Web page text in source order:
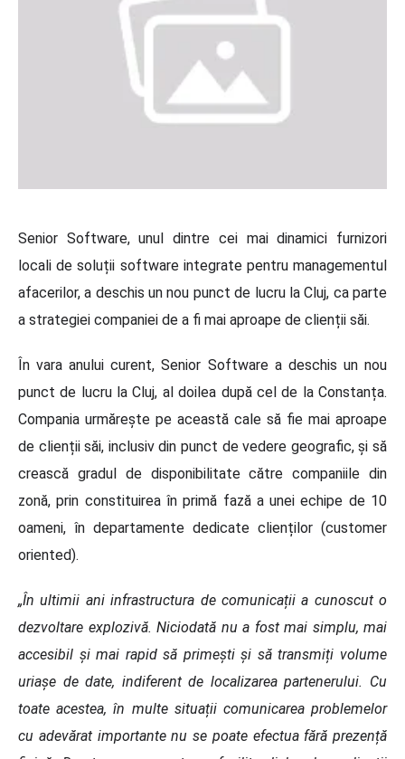
Senior Software, unul dintre cei mai dinamici furnizori
locali de soluții software integrate pentru managementul
afacerilor, a deschis un nou punct de lucru la Cluj, ca parte
a strategiei companiei de a fi mai aproape de clienții săi.
În vara anului curent, Senior Software a deschis un nou
punct de lucru la Cluj, al doilea după cel de la Constanța.
Compania urmărește pe această cale să fie mai aproape
de clienții săi, inclusiv din punct de vedere geografic, și să
crească gradul de disponibilitate către companiile din
zonă, prin constituirea în primă fază a unei echipe de 10
oameni, în departamente dedicate clienților (customer
oriented).
„În ultimii ani infrastructura de comunicații a cunoscut o
dezvoltare explozivă. Niciodată nu a fost mai simplu, mai
accesibil și mai rapid să primești și să transmiți volume
uriașe de date, indiferent de localizarea partenerului. Cu
toate acestea, în multe situații comunicarea problemelor
cu adevărat importante nu se poate efectua fără prezență